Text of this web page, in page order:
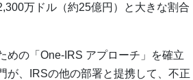
万ドル（約25億円）と大きな割合
めの「One-IRS アプローチ」を確立
が、IRSの他の部署と提携して、不正